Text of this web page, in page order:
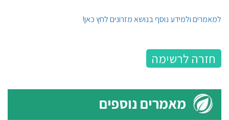
למאמרים ולמידע נוסף בנושא מזרונים לחץ כאן!
חזרה לרשימה
מאמרים נוספים